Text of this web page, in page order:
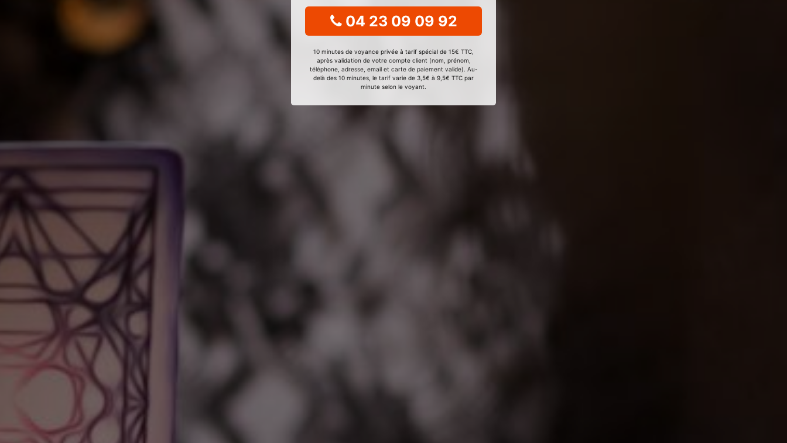
04 23 09 09 92
10 minutes de voyance privée à tarif spécial de 15€ TTC,
après validation de votre compte client (nom, prénom,
téléphone, adresse, email et carte de paiement valide). Au-
delà des 10 minutes, le tarif varie de 3,5€ à 9,5€ TTC par
minute selon le voyant.